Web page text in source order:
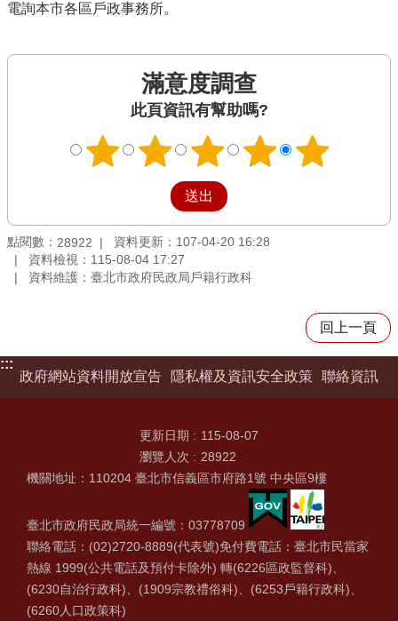
電詢本市各區戶政事務所。
滿意度調查
此頁資訊有幫助嗎?
點閱數： 28922
資料更新：107-04-20 16:28
資料檢視：115-08-04 17:27
資料維護：臺北市政府民政局戶籍行政科
回上一頁
:::
政府網站資料開放宣告
隱私權及資訊安全政策 聯絡資訊
更新日期
115-08-07
瀏覽人次
28922
機關地址：110204 臺北市信義區市府路1號 中央區9樓
臺北市政府民政局統一編號：03778709
聯絡電話：(02)2720-8889(代表號)免付費電話：臺北市民當家
熱線 1999(公共電話及預付卡除外) 轉(6226區政監督科)、
(6230自治行政科)、(1909宗教禮俗科)、(6253戶籍行政科)、
(6260人口政策科)